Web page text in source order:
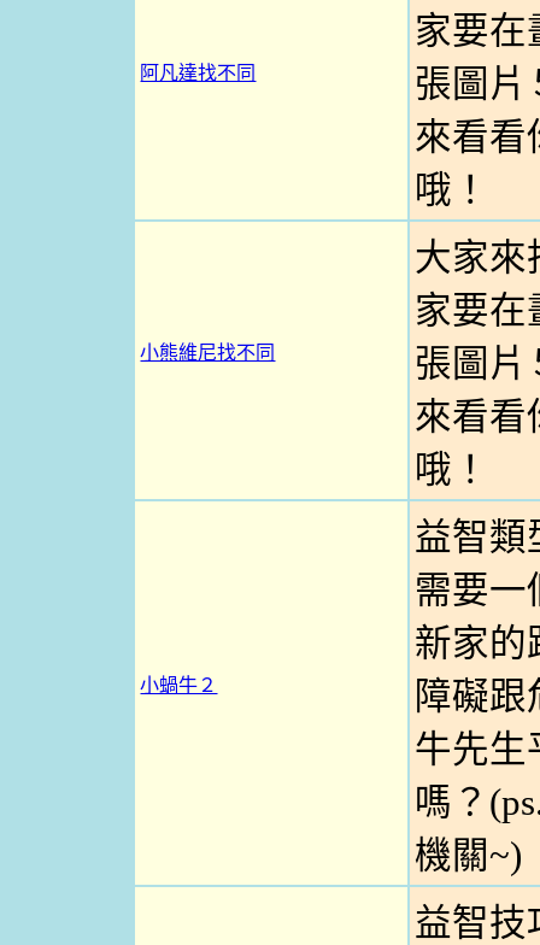
阿凡達找不同
家要在
張圖片
來看看
哦！
小熊維尼找不同
大家來
家要在
張圖片
來看看
哦！
小蝸牛２
益智類
需要一
新家的
障礙
牛先生
嗎？
機關~)
益智技